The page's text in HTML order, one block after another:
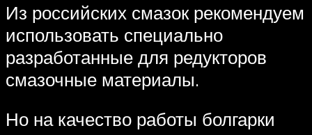
Из российских смазок рекомендуем
использовать специально
разработанные для редукторов
смазочные материалы.
Но на качество работы болгарки